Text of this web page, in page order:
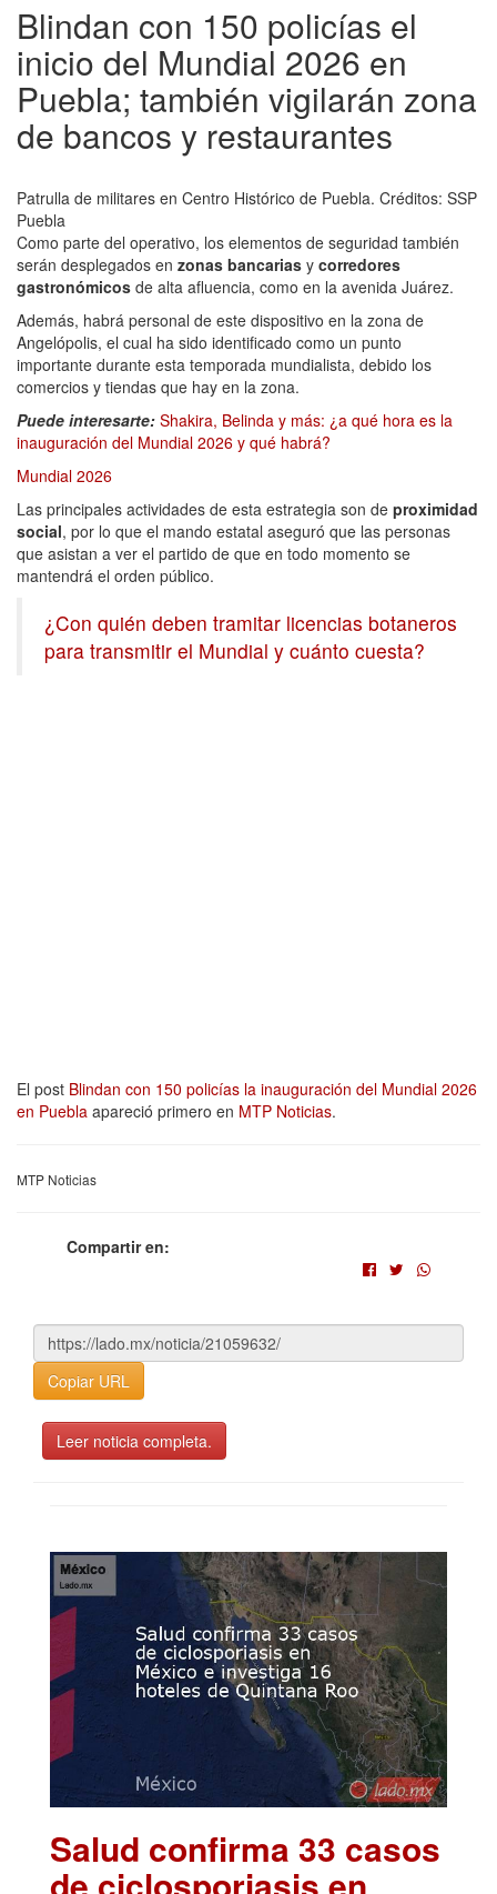
Blindan con 150 policías el
inicio del Mundial 2026 en
Puebla; también vigilarán zona
de bancos y restaurantes
Patrulla de militares en Centro Histórico de Puebla. Créditos: SSP
Puebla
Como parte del operativo, los elementos de seguridad también
serán desplegados en zonas bancarias y corredores
gastronómicos de alta afluencia, como en la avenida Juárez.
Además, habrá personal de este dispositivo en la zona de
Angelópolis, el cual ha sido identificado como un punto
importante durante esta temporada mundialista, debido los
comercios y tiendas que hay en la zona.
Puede interesarte: Shakira, Belinda y más: ¿a qué hora es la
inauguración del Mundial 2026 y qué habrá?
Mundial 2026
Las principales actividades de esta estrategia son de proximidad
social, por lo que el mando estatal aseguró que las personas
que asistan a ver el partido de que en todo momento se
mantendrá el orden público.
¿Con quién deben tramitar licencias botaneros
para transmitir el Mundial y cuánto cuesta?
El post Blindan con 150 policías la inauguración del Mundial 2026
en Puebla apareció primero en MTP Noticias.
MTP Noticias
Compartir en:
Copiar URL
Leer noticia completa.
Salud confirma 33 casos